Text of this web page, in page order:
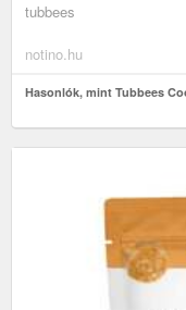
tubbees
notino.hu
Hasonlók, mint Tubbees